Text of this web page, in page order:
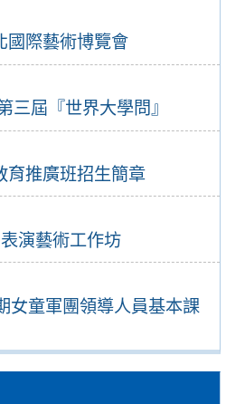
國際藝術博覽會
三屆『世界大學問』
育推廣班招生簡章
演藝術工作坊
女童軍團領導人員基本課